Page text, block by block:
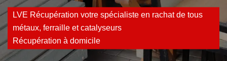
LVE Récupération votre spécialiste en rachat de tous
métaux, ferraille et catalyseurs
Récupération à domicile